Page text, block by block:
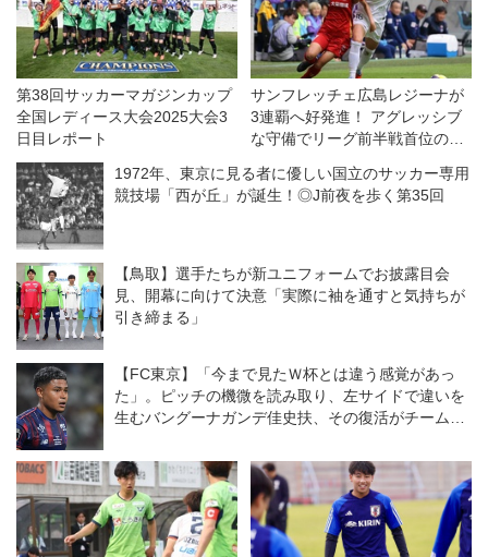
第38回サッカーマガジンカップ
全国レディース大会2025大会3
日目レポート
サンフレッチェ広島レジーナが
3連覇へ好発進！ アグレッシブ
な守備でリーグ前半戦首位の
ラシエカップ
1972年、東京に見る者に優しい国立のサッカー専用
競技場「西が丘」が誕生！◎J前夜を歩く第35回
【鳥取】選手たちが新ユニフォームでお披露目会
見、開幕に向けて決意「実際に袖を通すと気持ちが
引き締まる」
【FC東京】「今まで見たＷ杯とは違う感覚があっ
た」。ピッチの機微を読み取り、左サイドで違いを
生むバングーナガンデ佳史扶、その復活がチームを